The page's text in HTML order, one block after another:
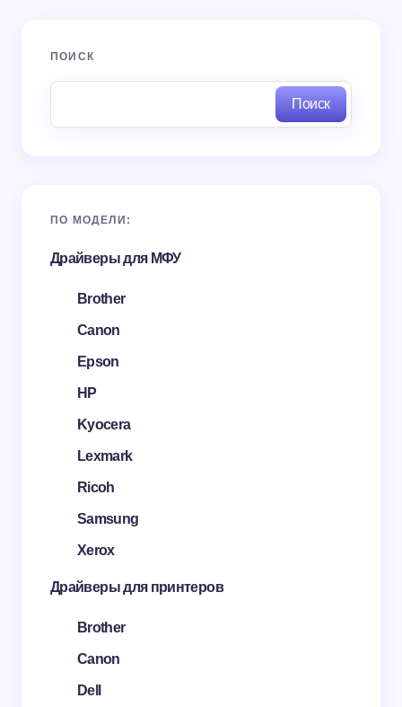
ПОИСК
Поиск
ПО МОДЕЛИ:
Драйверы для МФУ
Brother
Canon
Epson
HP
Kyocera
Lexmark
Ricoh
Samsung
Xerox
Драйверы для принтеров
Brother
Canon
Dell